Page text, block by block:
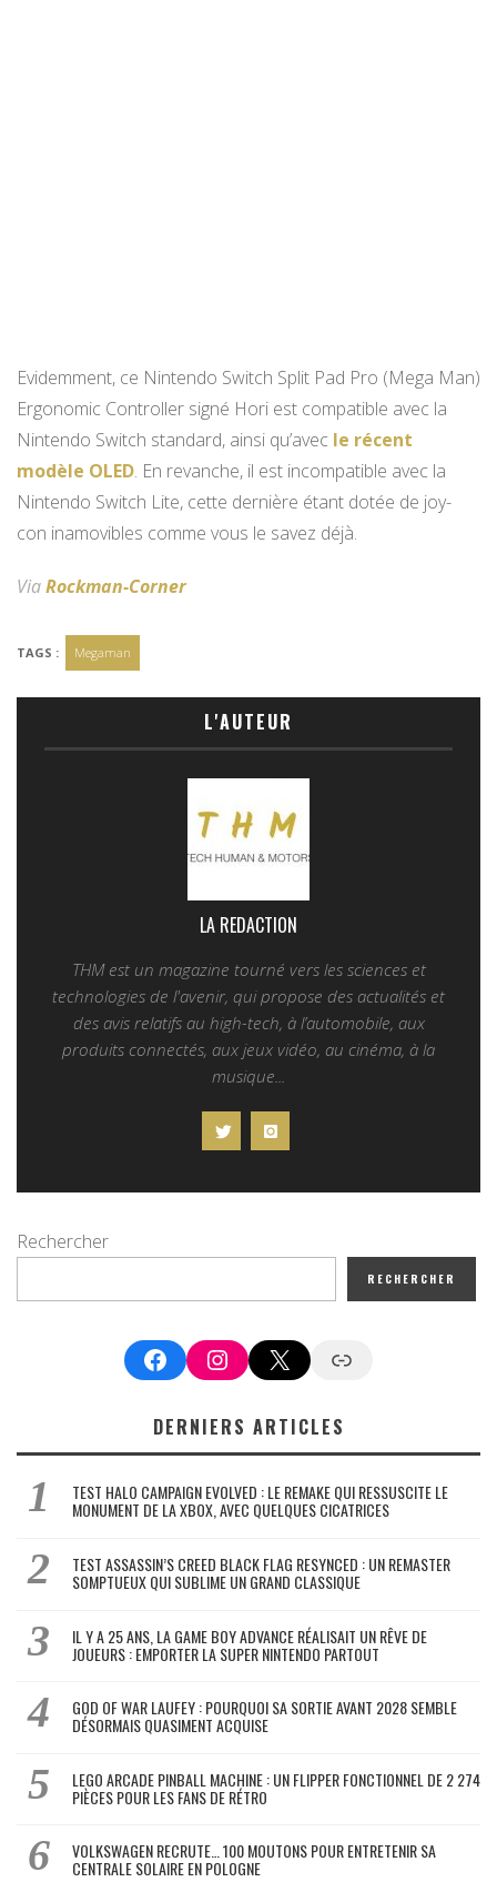
Evidemment, ce Nintendo Switch Split Pad Pro (Mega Man)
Ergonomic Controller signé Hori est compatible avec la
Nintendo Switch standard, ainsi qu’avec le récent
modèle OLED. En revanche, il est incompatible avec la
Nintendo Switch Lite, cette dernière étant dotée de joy-
con inamovibles comme vous le savez déjà.
ViaRockman-Corner
TAGS : Megaman
L'AUTEUR
LA REDACTION
THM est un magazine tourné vers les sciences et
technologies de l'avenir, qui propose des actualités et
des avis relatifs au high-tech, à l’automobile, aux
produits connectés, aux jeux vidéo, au cinéma, à la
musique...
Rechercher
RECHERCHER
FacebookInstagram
X Google News
DERNIERS ARTICLES
TEST HALO CAMPAIGN EVOLVED : LE REMAKE QUI RESSUSCITE LE
MONUMENT DE LA XBOX, AVEC QUELQUES CICATRICES
TEST ASSASSIN’S CREED BLACK FLAG RESYNCED : UN REMASTER
SOMPTUEUX QUI SUBLIME UN GRAND CLASSIQUE
IL Y A 25 ANS, LA GAME BOY ADVANCE RÉALISAIT UN RÊVE DE
JOUEURS : EMPORTER LA SUPER NINTENDO PARTOUT
GOD OF WAR LAUFEY : POURQUOI SA SORTIE AVANT 2028 SEMBLE
DÉSORMAIS QUASIMENT ACQUISE
LEGO ARCADE PINBALL MACHINE : UN FLIPPER FONCTIONNEL DE 2 274
PIÈCES POUR LES FANS DE RÉTRO
VOLKSWAGEN RECRUTE… 100 MOUTONS POUR ENTRETENIR SA
CENTRALE SOLAIRE EN POLOGNE